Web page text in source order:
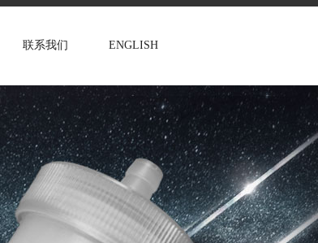
联系我们 ENGLISH